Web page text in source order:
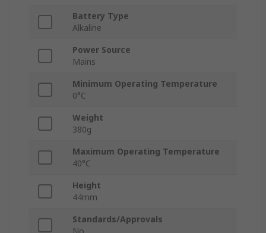
Battery Type
Alkaline
Power Source
Mains
Minimum Operating Temperature
0°C
Weight
380g
Maximum Operating Temperature
40°C
Height
44mm
Standards/Approvals